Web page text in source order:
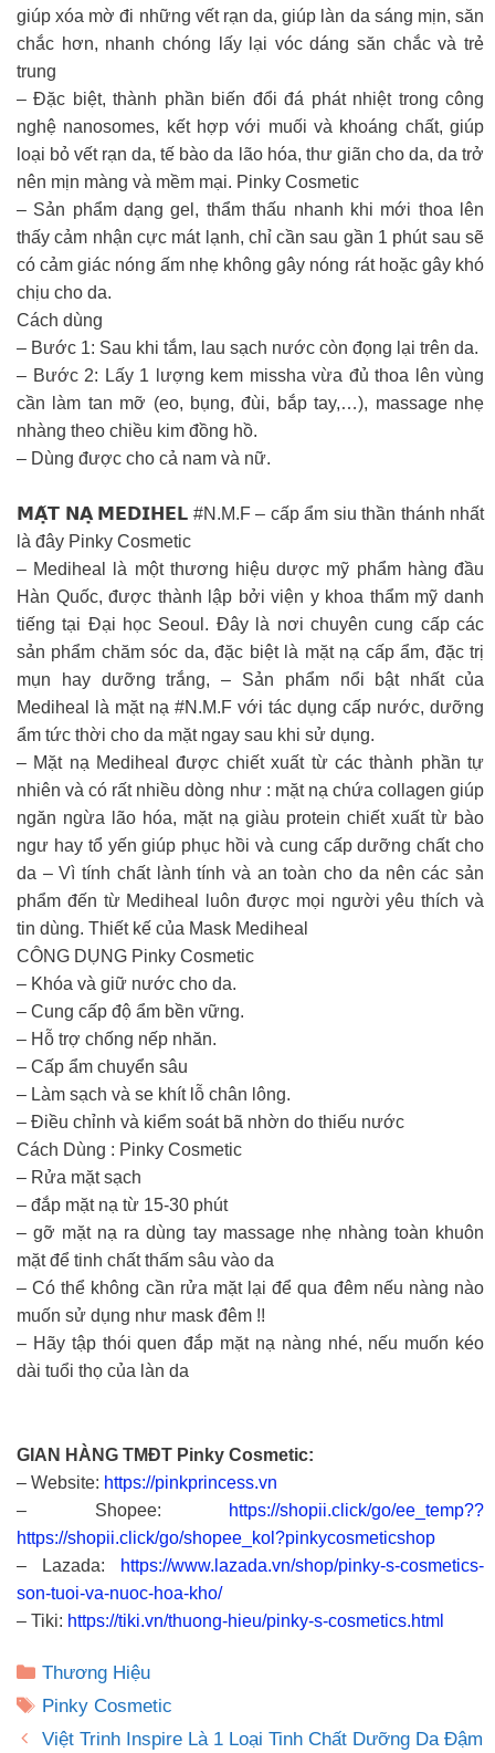
giúp xóa mờ đi những vết rạn da, giúp làn da sáng mịn, săn
chắc hơn, nhanh chóng lấy lại vóc dáng săn chắc và trẻ
trung
– Đặc biệt, thành phần biến đổi đá phát nhiệt trong công
nghệ nanosomes, kết hợp với muối và khoáng chất, giúp
loại bỏ vết rạn da, tế bào da lão hóa, thư giãn cho da, da trở
nên mịn màng và mềm mại. Pinky Cosmetic
– Sản phẩm dạng gel, thẩm thấu nhanh khi mới thoa lên
thấy cảm nhận cực mát lạnh, chỉ cần sau gần 1 phút sau sẽ
có cảm giác nóng ấm nhẹ không gây nóng rát hoặc gây khó
chịu cho da.
Cách dùng
– Bước 1: Sau khi tắm, lau sạch nước còn đọng lại trên da.
– Bước 2: Lấy 1 lượng kem missha vừa đủ thoa lên vùng
cần làm tan mỡ (eo, bụng, đùi, bắp tay,…), massage nhẹ
nhàng theo chiều kim đồng hồ.
– Dùng được cho cả nam và nữ.
𝗠𝗔̣̆𝗧 𝗡𝗔̣ 𝗠𝗘𝗗𝗜𝗛𝗘𝗟 #N.M.F – cấp ẩm siu thần thánh nhất
là đây Pinky Cosmetic
– Mediheal là một thương hiệu dược mỹ phẩm hàng đầu
Hàn Quốc, được thành lập bởi viện y khoa thẩm mỹ danh
tiếng tại Đại học Seoul. Đây là nơi chuyên cung cấp các
sản phẩm chăm sóc da, đặc biệt là mặt nạ cấp ẩm, đặc trị
mụn hay dưỡng trắng, – Sản phẩm nổi bật nhất của
Mediheal là mặt nạ #N.M.F với tác dụng cấp nước, dưỡng
ẩm tức thời cho da mặt ngay sau khi sử dụng.
– Mặt nạ Mediheal được chiết xuất từ các thành phần tự
nhiên và có rất nhiều dòng như : mặt nạ chứa collagen giúp
ngăn ngừa lão hóa, mặt nạ giàu protein chiết xuất từ bào
ngư hay tổ yến giúp phục hồi và cung cấp dưỡng chất cho
da – Vì tính chất lành tính và an toàn cho da nên các sản
phẩm đến từ Mediheal luôn được mọi người yêu thích và
tin dùng. Thiết kế của Mask Mediheal
CÔNG DỤNG Pinky Cosmetic
– Khóa và giữ nước cho da.
– Cung cấp độ ẩm bền vững.
– Hỗ trợ chống nếp nhăn.
– Cấp ẩm chuyển sâu
– Làm sạch và se khít lỗ chân lông.
– Điều chỉnh và kiểm soát bã nhờn do thiếu nước
Cách Dùng : Pinky Cosmetic
– Rửa mặt sạch
– đắp mặt nạ từ 15-30 phút
– gỡ mặt nạ ra dùng tay massage nhẹ nhàng toàn khuôn
mặt để tinh chất thấm sâu vào da
– Có thể không cần rửa mặt lại để qua đêm nếu nàng nào
muốn sử dụng như mask đêm !!
– Hãy tập thói quen đắp mặt nạ nàng nhé, nếu muốn kéo
dài tuổi thọ của làn da
GIAN HÀNG TMĐT Pinky Cosmetic:
– Website: https://pinkprincess.vn
– Shopee:
https://shopii.click/go/ee_temp??
https://shopii.click/go/shopee_kol?pinkycosmeticshop
– Lazada:
https://www.lazada.vn/shop/pinky-s-cosmetics-
son-tuoi-va-nuoc-hoa-kho/
– Tiki: https://tiki.vn/thuong-hieu/pinky-s-cosmetics.html
Danh
mục
Thương Hiệu
Thẻ
Pinky Cosmetic
Việt Trinh Inspire Là 1 Loại Tinh Chất Dưỡng Da Đậm